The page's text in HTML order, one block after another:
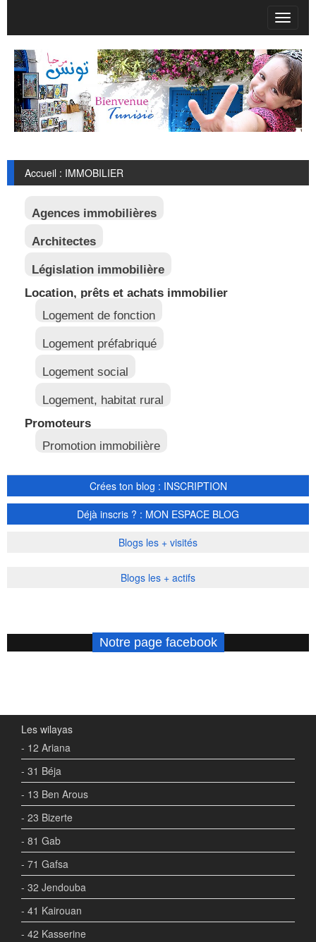
T
o
g
g
l
e
n
a
v
g
t
Accueil : IMMOBILIER
Agences immobilières
Architectes
Législation immobilière
Location, prêts et achats immobilier
Logement de fonction
Logement préfabriqué
Logement social
Logement, habitat rural
Promoteurs
Promotion immobilière
Crées ton blog : INSCRIPTION
Déjà inscris ? : MON ESPACE BLOG
Blogs les + visités
Blogs les + actifs
Notre page facebook
Les wilayas
- 12 Ariana
- 31 Béja
- 13 Ben Arous
- 23 Bizerte
- 81 Gab
- 71 Gafsa
- 32 Jendouba
- 41 Kairouan
- 42 Kasserine